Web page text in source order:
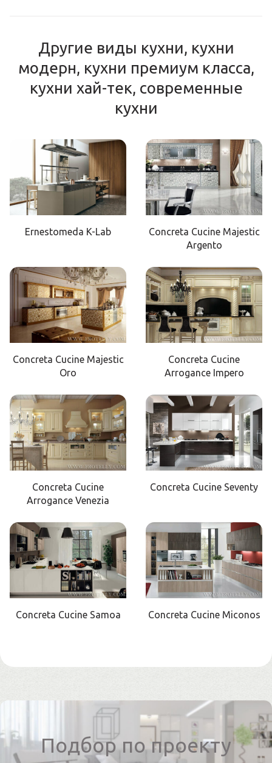
Другие виды кухни, кухни
модерн, кухни премиум класса,
кухни хай-тек, современные
кухни
Ernestomeda K-Lab
Concreta Cucine Majestic
Argento
Concreta Cucine Majestic
Oro
Concreta Cucine
Arrogance Impero
Concreta Cucine
Arrogance Venezia
Concreta Cucine Seventy
Concreta Cucine Samoa Concreta Cucine Miconos
Подбор по проекту